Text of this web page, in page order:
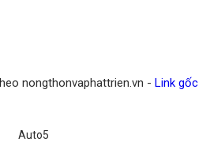
nongthonvaphattrien.vn - Link gốc
Auto5